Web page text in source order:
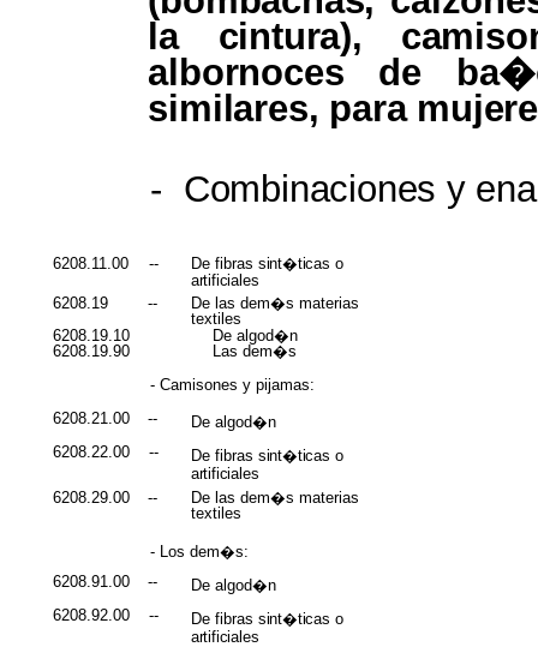
la
cintura),
albornoces
de
similares, para
- Combinaciones y
6208.11.00 -- De fibras sint�ticas o
artificiales
6208.19
--
De las dem�s materias
textiles
6208.19.10
De algod�n
6208.19.90
Las dem�s
- Camisones y pijamas:
6208.21.00 --
De algod�n
6208.22.00
-- De fibras sint�ticas o
artificiales
6208.29.00
--
De las dem�s materias
textiles
- Los dem�s:
6208.91.00
--
De algod�n
6208.92.00
-- De fibras sint�ticas o
artificiales